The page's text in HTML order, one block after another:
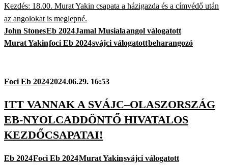
Kezdés: 18.00. Murat Yakin csapata a házigazda és a címvédő után
az angolokat is meglepné.
John StonesEb 2024Jamal Musialaangol válogatott
Murat Yakinfoci Eb 2024svájci válogatottbeharangozó
Foci Eb 20242024.06.29. 16:53
ITT VANNAK A SVÁJC–OLASZORSZÁG
EB-NYOLCADDÖNTŐ HIVATALOS
KEZDŐCSAPATAI!
Eb 2024Foci Eb 2024Murat Yakinsvájci válogatott